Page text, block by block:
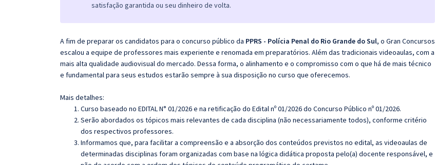
satisfação garantida ou seu dinheiro de volta.
A fim de preparar os candidatos para o concurso público da PPRS - Polícia Penal do Rio Grande do Sul, o Gran Concursos
escalou a equipe de professores mais experiente e renomada em preparatórios. Além das tradicionais videoaulas, com a
mais alta qualidade audiovisual do mercado. Dessa forma, o alinhamento e o compromisso com o que há de mais técnico
e fundamental para seus estudos estarão sempre à sua disposição no curso que oferecemos.
Mais detalhes:
Curso baseado no EDITAL N° 01/2026 e na retificação do Edital nº 01/2026 do Concurso Público nº 01/2026.
Serão abordados os tópicos mais relevantes de cada disciplina (não necessariamente todos), conforme critério
dos respectivos professores.
Informamos que, para facilitar a compreensão e a absorção dos conteúdos previstos no edital, as videoaulas de
determinadas disciplinas foram organizadas com base na lógica didática proposta pelo(a) docente responsável, e